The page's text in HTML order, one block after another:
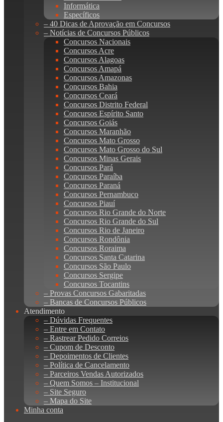
Informática
Específicos
– 40 Dicas de Aprovação em Concursos
– Notícias de Concursos Públicos
Concursos Nacionais
Concursos Acre
Concursos Alagoas
Concursos Amapá
Concursos Amazonas
Concursos Bahia
Concursos Ceará
Concursos Distrito Federal
Concursos Espírito Santo
Concursos Goiás
Concursos Maranhão
Concursos Mato Grosso
Concursos Mato Grosso do Sul
Concursos Minas Gerais
Concursos Pará
Concursos Paraíba
Concursos Paraná
Concursos Pernambuco
Concursos Piauí
Concursos Rio Grande do Norte
Concursos Rio Grande do Sul
Concursos Rio de Janeiro
Concursos Rondônia
Concursos Roraima
Concursos Santa Catarina
Concursos São Paulo
Concursos Sergipe
Concursos Tocantins
– Provas Concursos Gabaritadas
– Bancas de Concursos Públicos
Atendimento
– Dúvidas Frequentes
– Entre em Contato
– Rastrear Pedido Correios
– Cupom de Desconto
– Depoimentos de Clientes
– Política de Cancelamento
– Parceiros Vendas Autorizados
– Quem Somos – Institucional
– Site Seguro
– Mapa do Site
Minha conta